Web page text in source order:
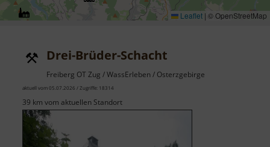
Leaflet | © OpenStreetMap
Drei-Brüder-Schacht
Freiberg OT Zug / WassErleben / Osterzgebirge
aktuell vom 05.07.2026 / Zugriffe: 18314
39 km vom aktuellen Standort